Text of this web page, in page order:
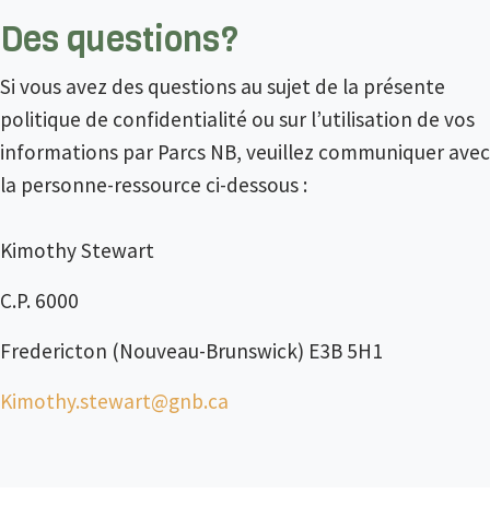
Des questions?
Si vous avez des questions au sujet de la présente
politique de confidentialité ou sur l’utilisation de vos
informations par Parcs NB, veuillez communiquer avec
la personne-ressource ci-dessous :
Kimothy Stewart
C.P. 6000
Fredericton (Nouveau-Brunswick) E3B 5H1
Kimothy.stewart@gnb.ca